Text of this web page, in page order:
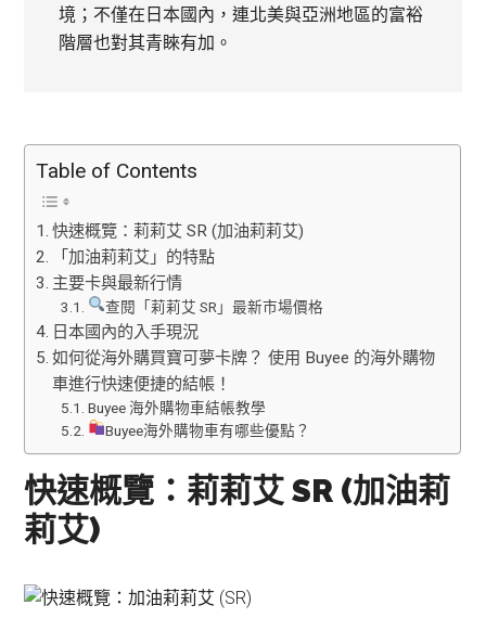
境；不僅在日本國內，連北美與亞洲地區的富裕
階層也對其青睞有加。
Table of Contents
快速概覽：莉莉艾 SR (加油莉莉艾)
「加油莉莉艾」的特點
主要卡與最新行情
查閱「莉莉艾 SR」最新市場價格
日本國內的入手現況
如何從海外購買寶可夢卡牌？ 使用 Buyee 的海外購物
車進行快速便捷的結帳！
Buyee 海外購物車結帳教學
Buyee海外購物車有哪些優點？
快速概覽：莉莉艾 SR (加油莉
莉艾)